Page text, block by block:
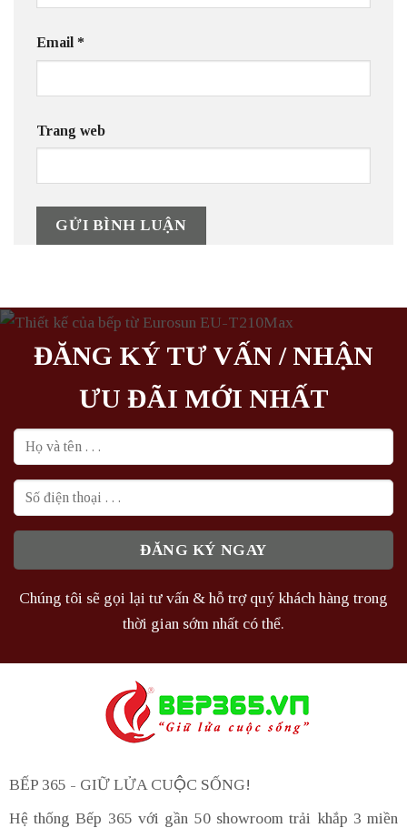
Email *
Trang web
ĐĂNG KÝ TƯ VẤN / NHẬN
ƯU ĐÃI MỚI NHẤT
Chúng tôi sẽ gọi lại tư vấn & hỗ trợ quý khách hàng trong
thời gian sớm nhất có thể.
BẾP 365 - GIỮ LỬA CUỘC SỐNG!
Hệ thống Bếp 365 với gần 50 showroom trải khắp 3 miền